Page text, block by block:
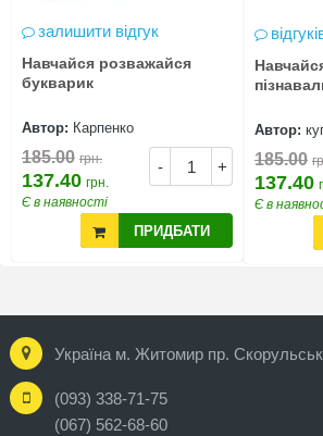
залишити відгук
Навчайся розважайся
букварик
Автор: Карпенко
- +
185.00 грн.
137.40 грн.
Є в наявності
ПРИДБАТИ
Автор:
185.00
137.40
Є в
Україна м. Житомир пр.
(093) 338-71-75
(067) 562-68-60